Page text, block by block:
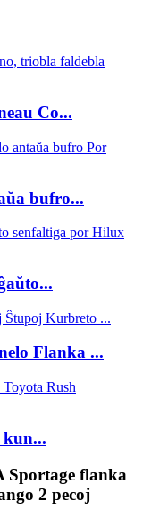
Co...
bufro...
Flanka ...
Sportage flanka
2 pecoj